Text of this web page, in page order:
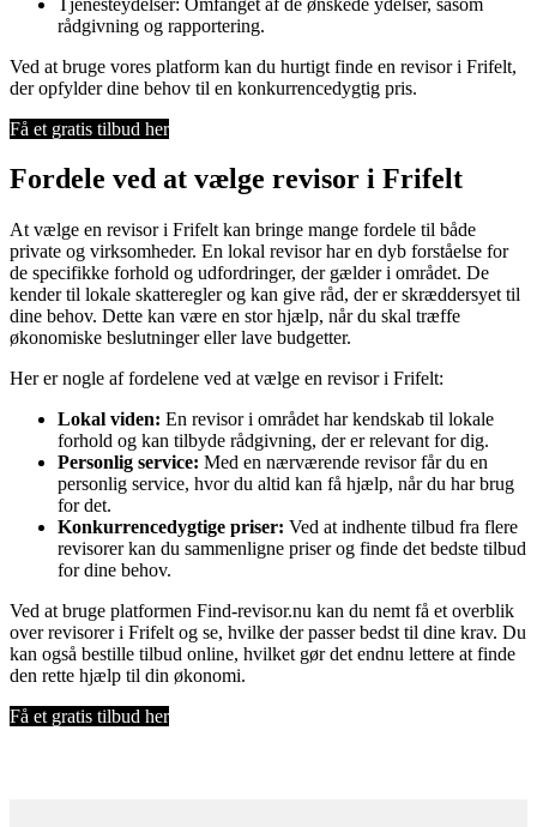
rådgivning og rapportering.
Ved at bruge vores platform kan du hurtigt finde en revisor i Frifelt,
der opfylder dine behov til en konkurrencedygtig pris.
Få et gratis tilbud her
Fordele ved at vælge revisor i Frifelt
At vælge en revisor i Frifelt kan bringe mange fordele til både
private og virksomheder. En lokal revisor har en dyb forståelse for
de specifikke forhold og udfordringer, der gælder i området. De
kender til lokale skatteregler og kan give råd, der er skræddersyet til
dine behov. Dette kan være en stor hjælp, når du skal træffe
økonomiske beslutninger eller lave budgetter.
Her er nogle af fordelene ved at vælge en revisor i Frifelt:
Lokal viden: En revisor i området har kendskab til lokale
forhold og kan tilbyde rådgivning, der er relevant for dig.
Personlig service: Med en nærværende revisor får du en
personlig service, hvor du altid kan få hjælp, når du har brug
for det.
Konkurrencedygtige priser: Ved at indhente tilbud fra flere
revisorer kan du sammenligne priser og finde det bedste tilbud
for dine behov.
Ved at bruge platformen Find-revisor.nu kan du nemt få et overblik
over revisorer i Frifelt og se, hvilke der passer bedst til dine krav. Du
kan også bestille tilbud online, hvilket gør det endnu lettere at finde
den rette hjælp til din økonomi.
Få et gratis tilbud her